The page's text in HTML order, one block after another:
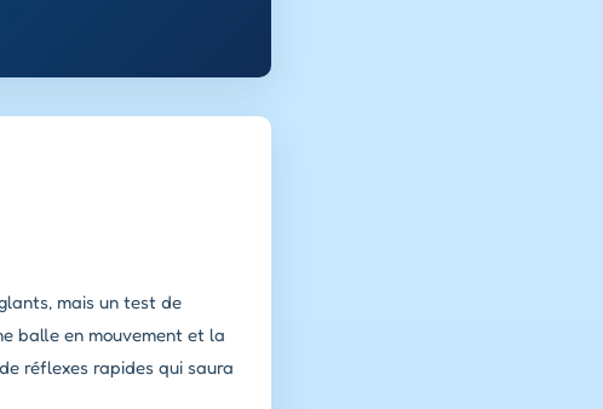
mais un test de
balle en mouvement et la
réflexes rapides qui saura